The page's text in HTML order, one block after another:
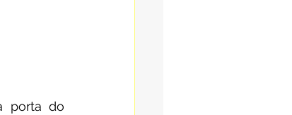
porta do